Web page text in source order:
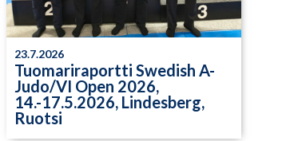
23.7.2026
Tuomariraportti Swedish A-
Judo/VI Open 2026,
14.-17.5.2026, Lindesberg,
Ruotsi